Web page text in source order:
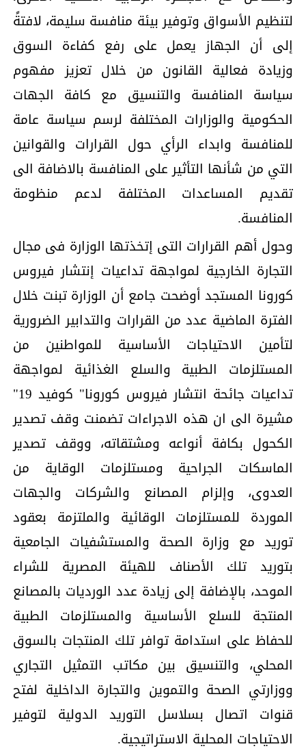
لتنظيم الأسواق وتوفير بيئة منافسة سليمة، لافتةً
إلى أن الجهاز يعمل على رفع كفاءة السوق
وزيادة فعالية القانون من خلال تعزيز مفهوم
سياسة المنافسة والتنسيق مع كافة الجهات
الحكومية والوزارات المختلفة لرسم سياسة عامة
للمنافسة وابداء الرأي حول القرارات والقوانين
التي من شأنها التأثير على المنافسة بالاضافة الى
تقديم المساعدات المختلفة لدعم منظومة
المنافسة.
وحول أهم القرارات التى إتخذتها الوزارة فى مجال
التجارة الخارجية لمواجهة تداعيات إنتشار فيروس
كورونا المستجد أوضحت جامع أن الوزارة تبنت خلال
الفترة الماضية عدد من القرارات والتدابير الضرورية
لتأمين الاحتياجات الأساسية للمواطنين من
المستلزمات الطبية والسلع الغذائية لمواجهة
تداعيات جائحة انتشار فيروس كورونا" كوفيد 19"
مشيرة الى ان هذه الاجراءات تضمنت وقف تصدير
الكحول بكافة أنواعه ومشتقاته، ووقف تصدير
الماسكات الجراحية ومستلزمات الوقاية من
العدوى، وإلزام المصانع والشركات والجهات
الموردة للمستلزمات الوقائية والملتزمة بعقود
توريد مع وزارة الصحة والمستشفيات الجامعية
بتوريد تلك الأصناف للهيئة المصرية للشراء
الموحد، بالإضافة إلى زيادة عدد الورديات بالمصانع
المنتجة للسلع الأساسية والمستلزمات الطبية
للحفاظ على استدامة توافر تلك المنتجات بالسوق
المحلي، والتنسيق بين مكاتب التمثيل التجاري
ووزارتي الصحة والتموين والتجارة الداخلية لفتح
قنوات اتصال بسلاسل التوريد الدولية لتوفير
الاحتياجات المحلية الاستراتيجية.